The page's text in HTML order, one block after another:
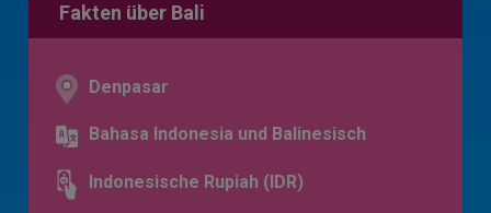
Fakten über Bali
Denpasar
Bahasa Indonesia und Balinesisch
Indonesische Rupiah (IDR)